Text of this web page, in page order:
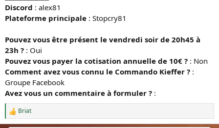
Discord : alex81
Plateforme principale : Stopcry81
Pouvez vous être présent le vendredi soir de 20h45 à
23h ? : Oui
Pouvez vous payer la cotisation annuelle de 10€ ? : Non
Comment avez vous connu le Commando Kieffer ? :
Groupe Facebook
Avez vous un commentaire à formuler ? :
R
é
Briat